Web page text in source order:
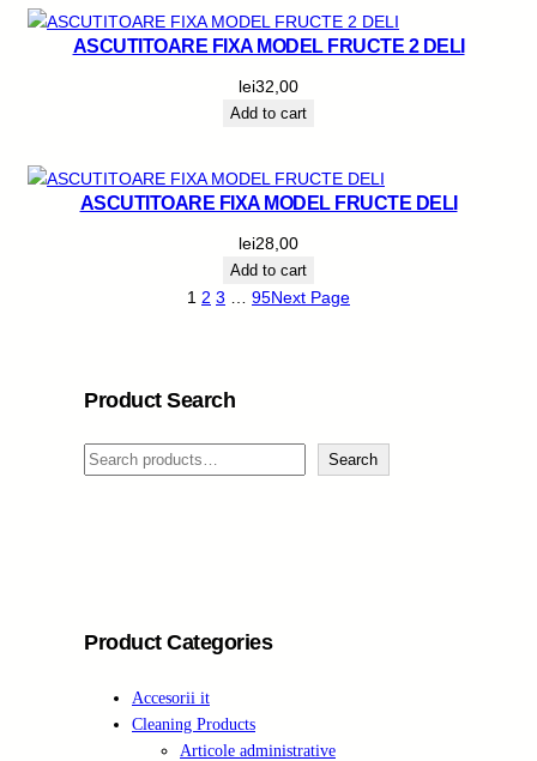
ASCUTITOARE FIXA MODEL FRUCTE 2 DELI
lei32,00
Add to cart
ASCUTITOARE FIXA MODEL FRUCTE DELI
lei28,00
Add to cart
1 2 3 95Next Page
Product Search
S
e
Search
Product Categories
Accesorii it
Cleaning Products
Articole administrative